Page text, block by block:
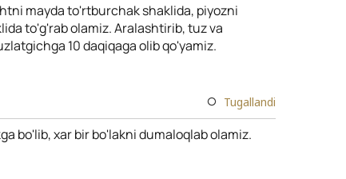
mayda to'rtburchak shaklida, piyozni
to'g'rab olamiz. Aralashtirib, tuz va
10 daqiqaga olib qo'yamiz.
Tugallandi
bo'lib, xar bir bo'lakni dumaloqlab olamiz.